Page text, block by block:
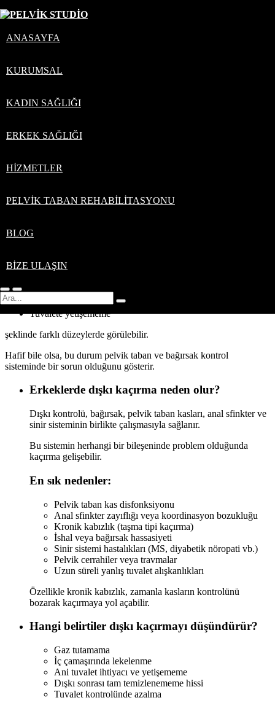
+90 534 285 58 69
ANASAYFA
KURUMSAL
KADIN SAĞLIĞI
ERKEK SAĞLIĞI
HIZMETLER
PELVIK TABAN REHABILITASYONU
BLOG
BIZE ULAŞIN
Dışkı Kaçırma
Hizmetler
Dışkı Kaçırma
Dışkı Kaçırma
Dışkı kaçırma, gaz veya dışkının istemsiz şekilde tutulamaması
Bu durum:
Ara sıra gaz kaçırma
İç çamaşırında kirlenme
Tuvalete yetişememe
şeklinde farklı düzeylerde görülebilir.
Hafif bile olsa, bu durum pelvik taban ve bağırsak kontrol
sisteminde bir sorun olduğunu gösterir.
Erkeklerde dışkı kaçırma neden olur?
Dışkı kontrolü, bağırsak, pelvik taban kasları, anal sfinkter ve
sinir sisteminin birlikte çalışmasıyla sağlanır.
Bu sistemin herhangi bir bileşeninde problem olduğunda
kaçırma gelişebilir.
En sık nedenler:
Pelvik taban kas disfonksiyonu
Anal sfinkter zayıflığı veya koordinasyon bozukluğu
Kronik kabızlık (taşma tipi kaçırma)
İshal veya bağırsak hassasiyeti
Sinir sistemi hastalıkları (MS, diyabetik nöropati vb.)
Pelvik cerrahiler veya travmalar
Uzun süreli yanlış tuvalet alışkanlıkları
Özellikle kronik kabızlık, zamanla kasların kontrolünü
bozarak kaçırmaya yol açabilir.
Hangi belirtiler dışkı kaçırmayı düşündürür?
Gaz tutamama
İç çamaşırında lekelenme
Ani tuvalet ihtiyacı ve yetişememe
Dışkı sonrası tam temizlenememe hissi
Tuvalet kontrolünde azalma